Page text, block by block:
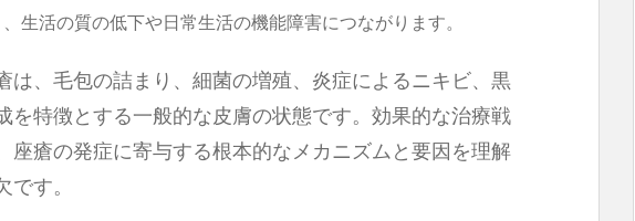
生活の質の低下や日常生活の機能障害につながります。
は、毛包の詰まり、細菌の増殖、炎症によるニキビ、黒
を特徴とする一般的な皮膚の状態です。効果的な治療戦
座瘡の発症に寄与する根本的なメカニズムと要因を理解
す。